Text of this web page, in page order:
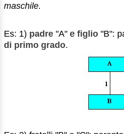
maschile.
Es: 1) padre "A" e figlio "B":
di primo grado.